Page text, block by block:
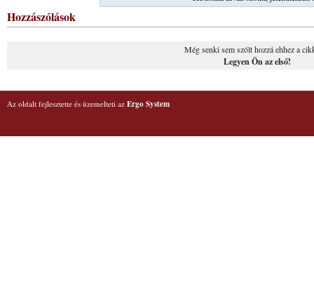
Hozzászólások
Még senki sem szólt hozzá ehhez a
Legyen Ön az első!
Az oldalt fejlesztette és üzemelteti az Ergo System